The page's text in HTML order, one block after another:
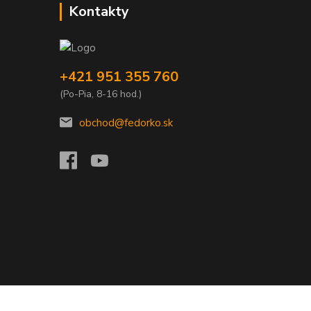
Kontakty
+421 951 355 760
(Po-Pia, 8-16 hod.)
obchod@fedorko.sk